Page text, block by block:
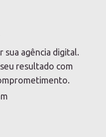
sua agência digital.
resultado com